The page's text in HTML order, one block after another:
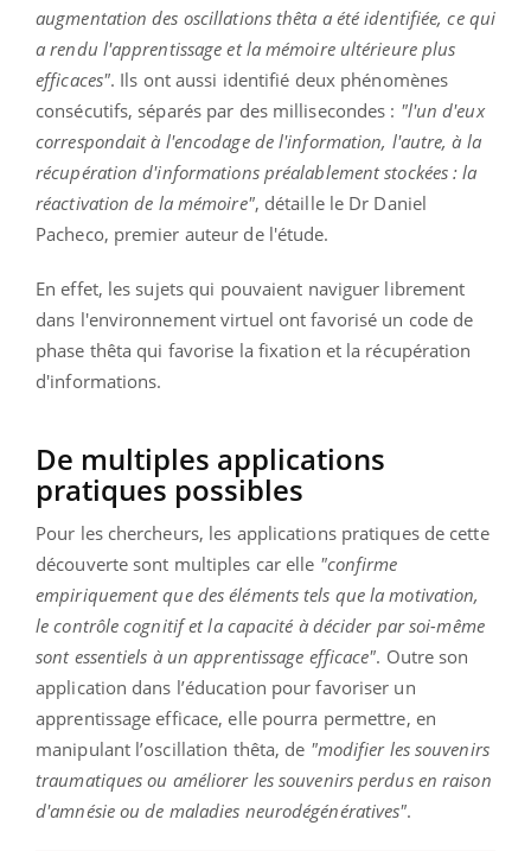
augmentation des oscillations thêta a été identifiée, ce qui
a rendu l'apprentissage et la mémoire ultérieure plus
efficaces". Ils ont aussi identifié deux phénomènes
consécutifs, séparés par des millisecondes : "l'un d'eux
correspondait à l'encodage de l'information, l'autre, à la
récupération d'informations préalablement stockées : la
réactivation de la mémoire", détaille le Dr Daniel
Pacheco, premier auteur de l'étude.
En effet, les sujets qui pouvaient naviguer librement
dans l'environnement virtuel ont favorisé un code de
phase thêta qui favorise la fixation et la récupération
d'informations.
De multiples applications
pratiques possibles
Pour les chercheurs, les applications pratiques de cette
découverte sont multiples car elle "confirme
empiriquement que des éléments tels que la motivation,
le contrôle cognitif et la capacité à décider par soi-même
sont essentiels à un apprentissage efficace". Outre son
application dans l’éducation pour favoriser un
apprentissage efficace, elle pourra permettre, en
manipulant l’oscillation thêta, de "modifier les souvenirs
traumatiques ou améliorer les souvenirs perdus en raison
d'amnésie ou de maladies neurodégénératives".